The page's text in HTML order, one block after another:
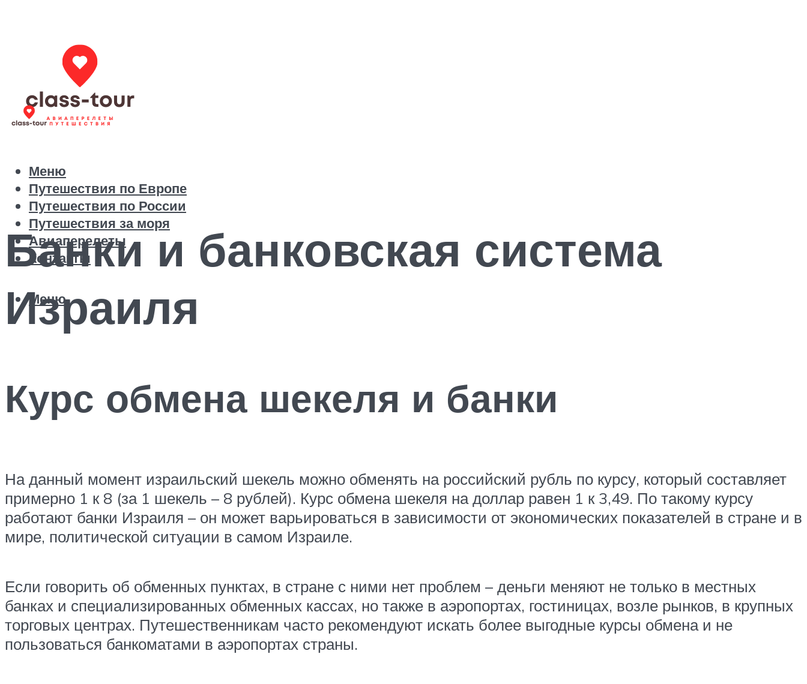
Путешествия по Европе
Путешествия по России
Путешествия за моря
Авиаперелеты
Контакты
Меню
Меню
Банки и банковская система
Израиля
Курс обмена шекеля и банки
На данный момент израильский шекель можно обменять на российский рубль по курсу, который составляет
примерно 1 к 8 (за 1 шекель – 8 рублей). Курс обмена шекеля на доллар равен 1 к 3,49. По такому курсу
работают банки Израиля – он может варьироваться в зависимости от экономических показателей в стране и в
мире, политической ситуации в самом Израиле.
Если говорить об обменных пунктах, в стране с ними нет проблем – деньги меняют не только в местных
банках и специализированных обменных кассах, но также в аэропортах, гостиницах, возле рынков, в крупных
торговых центрах. Путешественникам часто рекомендуют искать более выгодные курсы обмена и не
пользоваться банкоматами в аэропортах страны.